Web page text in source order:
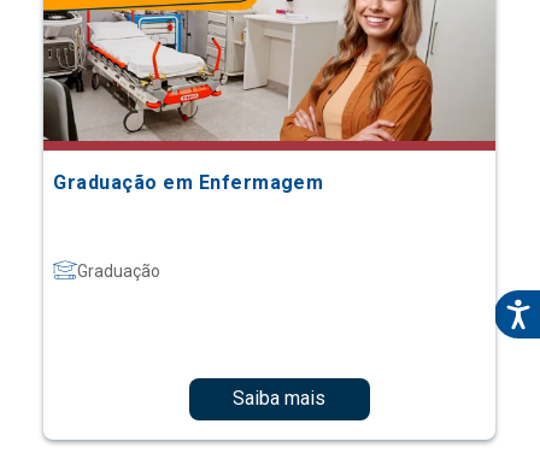
Graduação em Enfermagem
Graduação
Saiba mais